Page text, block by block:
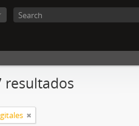
resultados